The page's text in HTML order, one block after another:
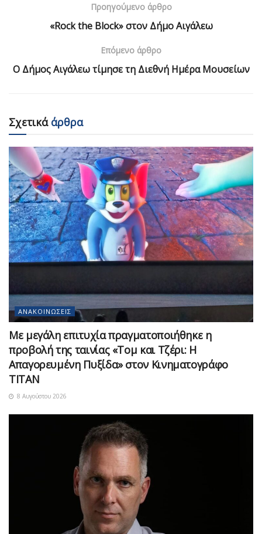
Προηγούμενο άρθρο
«Rock the Block» στον Δήμο Αιγάλεω
Επόμενο άρθρο
Ο Δήμος Αιγάλεω τίμησε τη Διεθνή Ημέρα Μουσείων
Σχετικάάρθρα
ΑΝΑΚΟΙΝΏΣΕΙΣ
Με μεγάλη επιτυχία πραγματοποιήθηκε η
προβολή της ταινίας «Τομ και Τζέρι: Η
Απαγορευμένη Πυξίδα» στον Κινηματογράφο
ΤΙΤΑΝ
8 Αυγούστου 2026